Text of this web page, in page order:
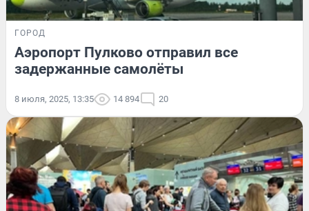
ГОРОД
Аэропорт Пулково отправил все
задержанные самолёты
8 июля, 2025, 13:35 14 894 20